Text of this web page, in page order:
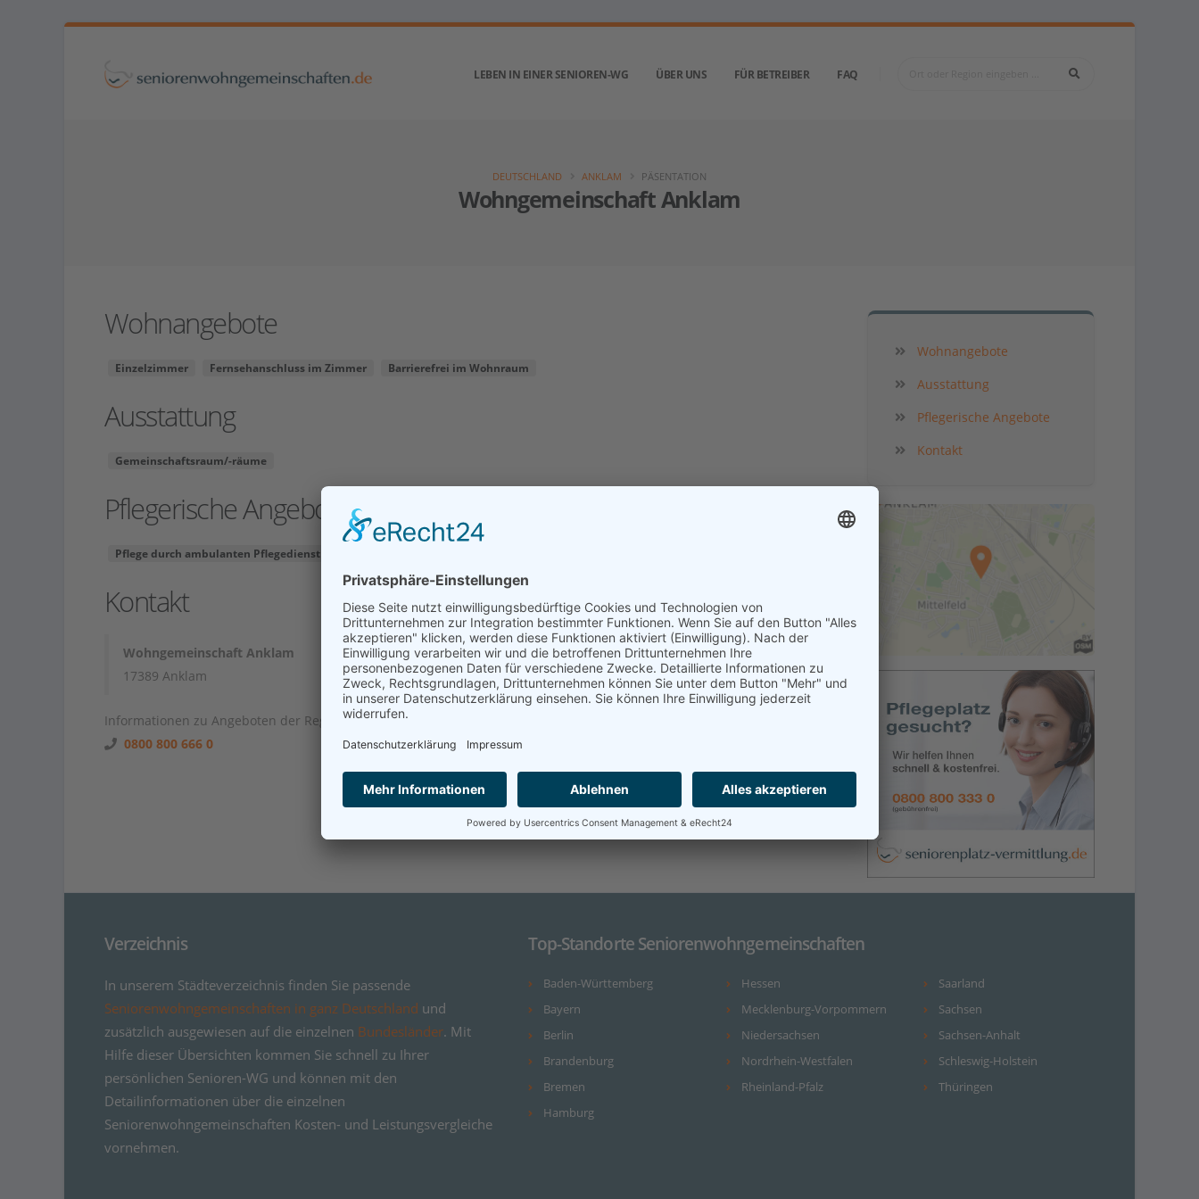
LEBEN IN EINER SENIOREN-WG ÜBER UNS FÜR BETREIBER FAQ
Wohngemeinschaft Anklam
DEUTSCHLAND ANKLAM PÄSENTATION
Wohnangebote
Einzelzimmer Fernsehanschluss im Zimmer Barrierefrei im Wohnraum
Ausstattung
Gemeinschaftsraum/-räume
Pflegerische Angebote
Pflege durch ambulanten Pflegedienst
Kontakt
Wohngemeinschaft Anklam
17389 Anklam
Informationen zu Angeboten der Region unter
0800 800 666 0
Hier sind die aktuellen Informationen zu
Seniorenwohngemeinschaften und freien Zimmern in der
Region. Kompakt!
Wohnangebote
Ausstattung
Pflegerische Angebote
Kontakt
Verzeichnis
In unserem Städteverzeichnis finden Sie passende
Seniorenwohngemeinschaften in ganz Deutschland und
zusätzlich ausgewiesen auf die einzelnen Bundesländer. Mit
Hilfe dieser Übersichten kommen Sie schnell zu Ihrer
persönlichen Senioren-WG und können mit den
Detailinformationen über die einzelnen
Seniorenwohngemeinschaften Kosten- und Leistungsvergleiche
vornehmen.
Top-Standorte Seniorenwohngemeinschaften
Baden-Württemberg
Bayern
Berlin
Brandenburg
Bremen
Hamburg
Hessen
Mecklenburg-Vorpommern
Niedersachsen
Nordrhein-Westfalen
Rheinland-Pfalz
Saarland
Sachsen
Sachsen-Anhalt
Schleswig-Holstein
Thüringen